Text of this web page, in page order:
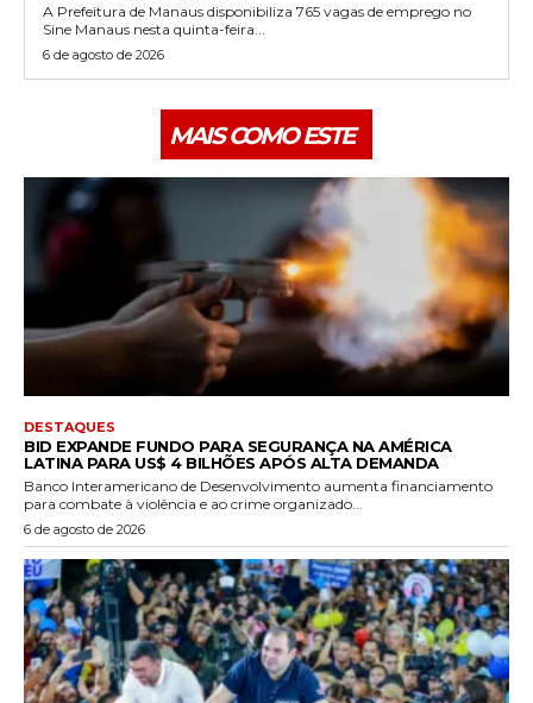
A Prefeitura de Manaus disponibiliza 765 vagas de emprego no
Sine Manaus nesta quinta-feira...
6 de agosto de 2026
MAIS COMO ESTE
DESTAQUES
BID EXPANDE FUNDO PARA SEGURANÇA NA AMÉRICA
LATINA PARA US$ 4 BILHÕES APÓS ALTA DEMANDA
Banco Interamericano de Desenvolvimento aumenta financiamento
para combate à violência e ao crime organizado...
6 de agosto de 2026